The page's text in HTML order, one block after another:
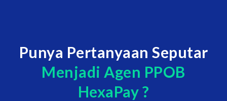
Punya Pertanyaan Seputar
Menjadi Agen PPOB
HexaPay ?